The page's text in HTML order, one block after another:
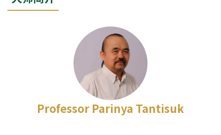
Professor Parinya Tantisuk